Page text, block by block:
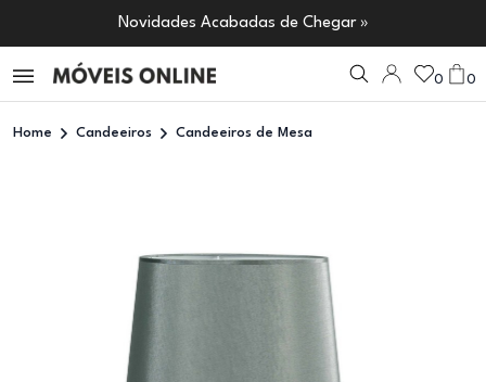
Novidades Acabadas de Chegar »
0 0
Home Candeeiros Candeeiros de Mesa